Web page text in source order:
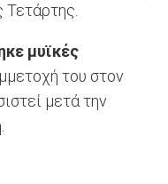
Τετάρτης.
μυϊκές
του στον
μετά την